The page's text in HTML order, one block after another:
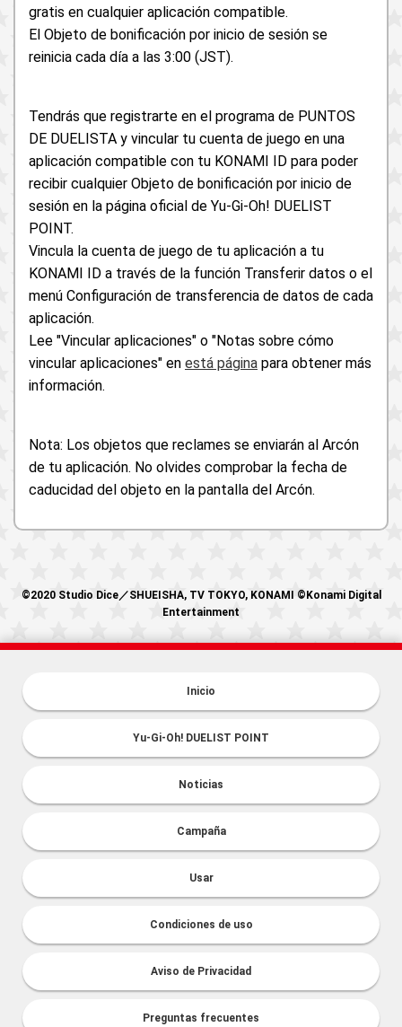
gratis en cualquier aplicación compatible.
El Objeto de bonificación por inicio de sesión se
reinicia cada día a las 3:00 (JST).
Tendrás que registrarte en el programa de PUNTOS
DE DUELISTA y vincular tu cuenta de juego en una
aplicación compatible con tu KONAMI ID para poder
recibir cualquier Objeto de bonificación por inicio de
sesión en la página oficial de Yu-Gi-Oh! DUELIST
POINT.
Vincula la cuenta de juego de tu aplicación a tu
KONAMI ID a través de la función Transferir datos o el
menú Configuración de transferencia de datos de cada
aplicación.
Lee "Vincular aplicaciones" o "Notas sobre cómo
vincular aplicaciones" en está página para obtener más
información.
Nota: Los objetos que reclames se enviarán al Arcón
de tu aplicación. No olvides comprobar la fecha de
caducidad del objeto en la pantalla del Arcón.
©2020 Studio Dice／SHUEISHA, TV TOKYO, KONAMI ©Konami Digital
Entertainment
Inicio
Yu-Gi-Oh! DUELIST POINT
Noticias
Campaña
Usar
Condiciones de uso
Aviso de Privacidad
Preguntas frecuentes